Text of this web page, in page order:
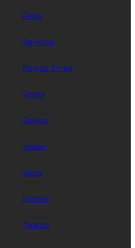
Prato
Ravenna
Reggio Emilia
Rimini
Rovigo
Sassari
Siena
Sondrio
Taranto